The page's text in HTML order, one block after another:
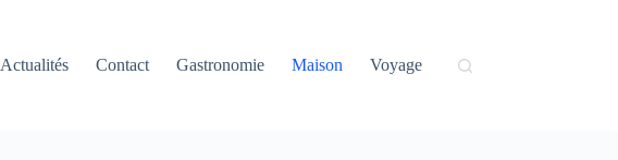
Actualités
Contact Gastronomie Maison Voyage